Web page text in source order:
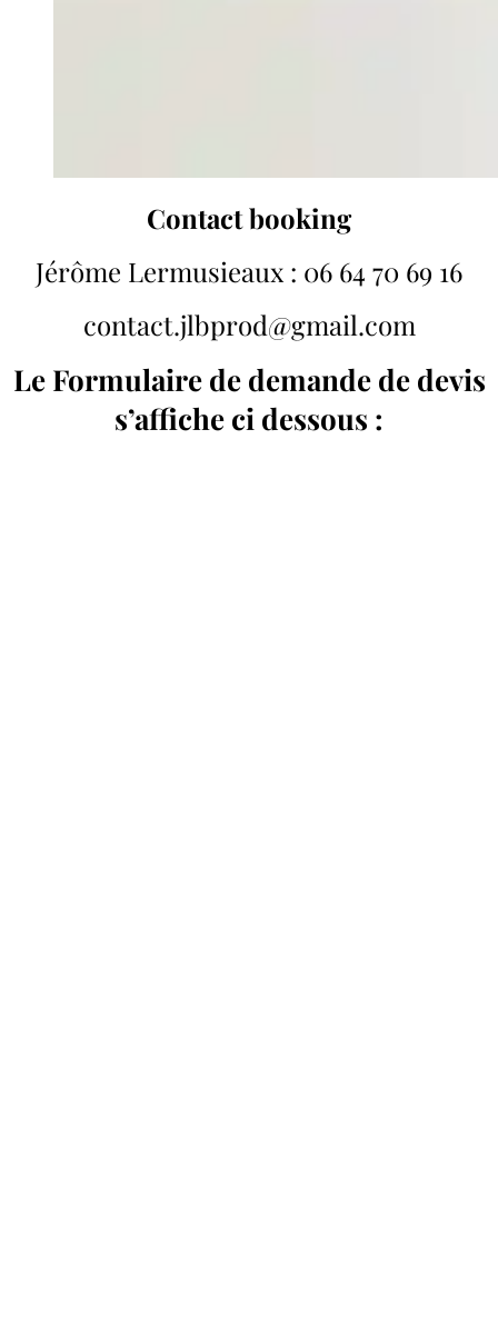
Contact booking
Jérôme Lermusieaux : 06 64 70 69 16
contact.jlbprod@gmail.com
Le Formulaire de demande de devis
s’affiche ci dessous :